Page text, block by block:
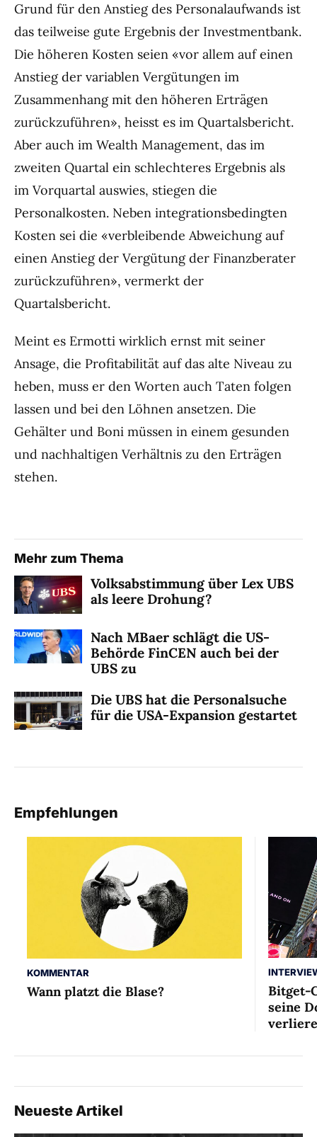
Grund für den Anstieg des Personalaufwands ist
das teilweise gute Ergebnis der Investmentbank.
Die höheren Kosten seien «vor allem auf einen
Anstieg der variablen Vergütungen im
Zusammenhang mit den höheren Erträgen
zurückzuführen», heisst es im Quartalsbericht.
Aber auch im Wealth Management, das im
zweiten Quartal ein schlechteres Ergebnis als
im Vorquartal auswies, stiegen die
Personalkosten. Neben integrationsbedingten
Kosten sei die «verbleibende Abweichung auf
einen Anstieg der Vergütung der Finanzberater
zurückzuführen», vermerkt der
Quartalsbericht.
Meint es Ermotti wirklich ernst mit seiner
Ansage, die Profitabilität auf das alte Niveau zu
heben, muss er den Worten auch Taten folgen
lassen und bei den Löhnen ansetzen. Die
Gehälter und Boni müssen in einem gesunden
und nachhaltigen Verhältnis zu den Erträgen
stehen.
Mehr zum Thema
Volksabstimmung über Lex UBS
als leere Drohung?
Nach MBaer schlägt die US-
Behörde FinCEN auch bei der
UBS zu
Die UBS hat die Personalsuche
für die USA-Expansion gestartet
Empfehlungen
KOMMENTAR
Wann platzt die Blase?
Bitget-
seine
Neueste Artikel